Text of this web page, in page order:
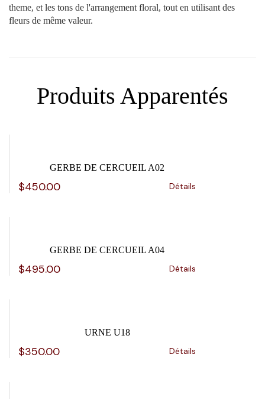
theme, et les tons de l'arrangement floral, tout en utilisant des
fleurs de même valeur.
Produits Apparentés
GERBE DE CERCUEIL A02
$450.00 Détails
GERBE DE CERCUEIL A04
$495.00 Détails
URNE U18
$350.00 Détails